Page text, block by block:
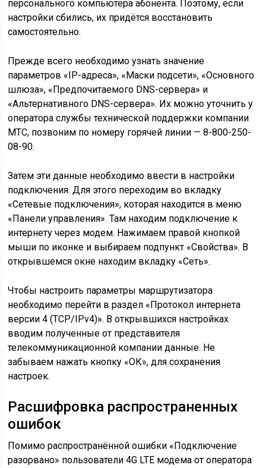
персонального компьютера абонента. Поэтому, если
настройки сбились, их придётся восстановить
самостоятельно.
Прежде всего необходимо узнать значение
параметров «IP-адреса», «Маски подсети», «Основного
шлюза», «Предпочитаемого DNS-сервера» и
«Альтернативного DNS-сервера». Их можно уточнить у
оператора службы технической поддержки компании
МТС, позвоним по номеру горячей линии — 8-800-250-
08-90.
Затем эти данные необходимо ввести в настройки
подключения. Для этого переходим во вкладку
«Сетевые подключения», которая находится в меню
«Панели управления». Там находим подключение к
интернету через модем. Нажимаем правой кнопкой
мыши по иконке и выбираем подпункт «Свойства». В
открывшемся окне находим вкладку «Сеть».
Чтобы настроить параметры маршрутизатора
необходимо перейти в раздел «Протокол интернета
версии 4 (TCP/IPv4)». В открывшихся настройках
вводим полученные от представителя
телекоммуникационной компании данные. Не
забываем нажать кнопку «ОК», для сохранения
настроек.
Расшифровка распространенных
ошибок
Помимо распространённой ошибки «Подключение
разорвано» пользователи 4G LTE модема от оператора